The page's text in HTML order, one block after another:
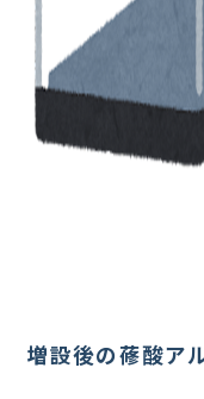
増設後の蓚酸ア